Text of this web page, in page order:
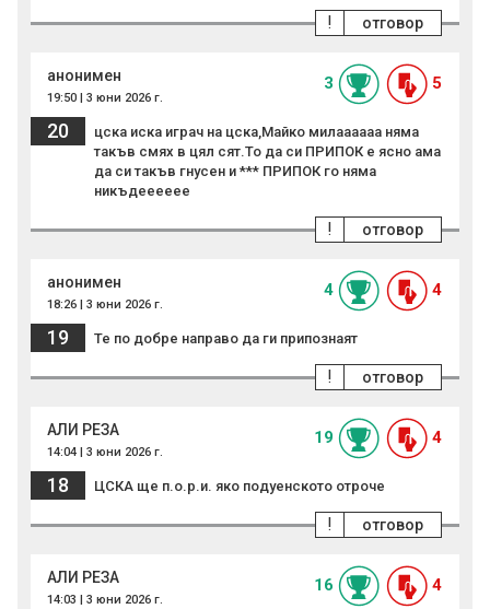
отговор
!
анонимен
19:50 | 3 юни 2026 г.
3 5
20
цска иска играч на цска,Майко милаааааа няма
такъв смях в цял сят.То да си ПРИПОК е ясно ама
да си такъв гнусен и *** ПРИПОК го няма
никъдееееее
отговор
!
анонимен
18:26 | 3 юни 2026 г.
4 4
19 Те по добре направо да ги припознаят
отговор
!
АЛИ РЕЗА
14:04 | 3 юни 2026 г.
19 4
18 ЦСКА ще п.о.р.и. яко подуенското отроче
отговор
!
АЛИ РЕЗА
14:03 | 3 юни 2026 г.
16 4